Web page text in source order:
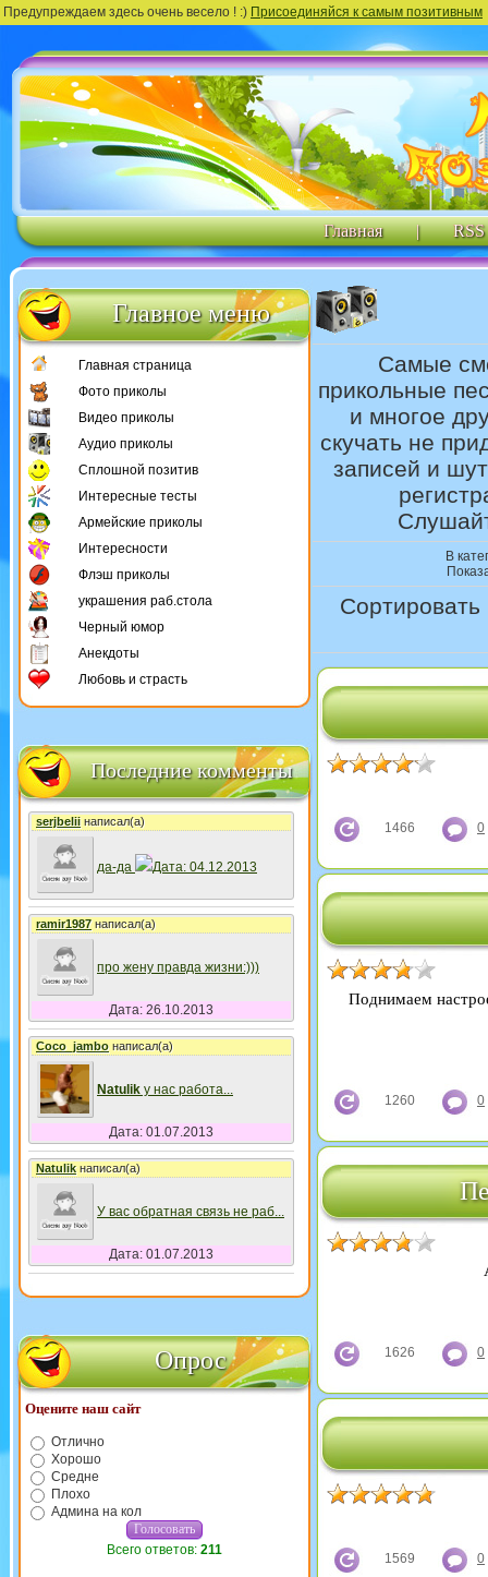
Предупреждаем здесь очень весело ! :) Присоединяйся к самым позитивным
Главная | RSS
Главное меню
Главная страница
Фото приколы
Видео приколы
Аудио приколы
Сплошной позитив
Интересные тесты
Армейские приколы
Интересности
Флэш приколы
украшения раб.стола
Черный юмор
Анекдоты
Любовь и страсть
Последние комменты
serjbeliiнаписал(а)
да-да Дата: 04.12.2013
ramir1987написал(а)
про жену правда жизни:)))
Дата: 26.10.2013
Coco_jambo написал(а)
Natulik у нас работа...
Дата: 01.07.2013
Natulikнаписал(а)
У вас обратная связь не раб...
Дата: 01.07.2013
Опрос
Оцените наш сайт
Отлично
Хорошо
Средне
Плохо
Админа на кол
Всего ответов: 211
Самые
прикольные
и многое
скучать не
записей и
В
Сортировать
1466 0
Поднимаем
1260 0
1626 0
1569 0